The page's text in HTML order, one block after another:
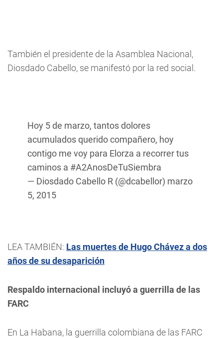
También el presidente de la Asamblea Nacional,
Diosdado Cabello, se manifestó por la red social.
Hoy 5 de marzo, tantos dolores
acumulados querido compañero, hoy
contigo me voy para Elorza a recorrer tus
caminos a #A2AnosDeTuSiembra
— Diosdado Cabello R (@dcabellor) marzo
5, 2015
LEA TAMBIÉN: Las muertes de Hugo Chávez a dos
años de su desaparición
Respaldo internacional incluyó a guerrilla de las
FARC
En La Habana, la guerrilla colombiana de las FARC